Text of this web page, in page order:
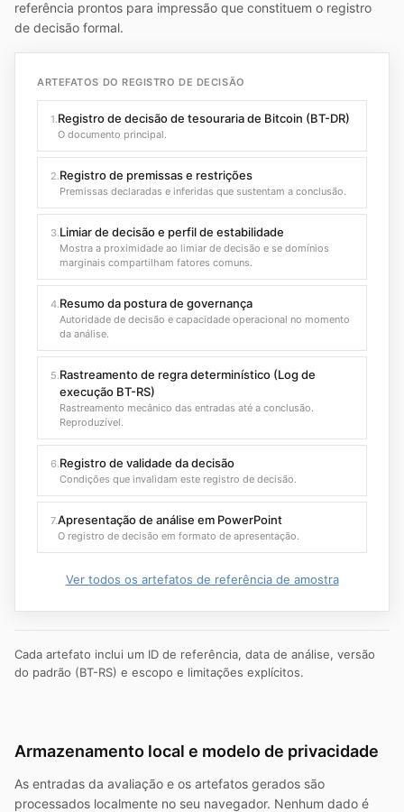
referência prontos para impressão que constituem o registro
de decisão formal.
ARTEFATOS DO REGISTRO DE DECISÃO
1.Registro de decisão de tesouraria de Bitcoin (BT-DR)
O documento principal.
2.Registro de premissas e restrições
Premissas declaradas e inferidas que sustentam a conclusão.
3.Limiar de decisão e perfil de estabilidade
Mostra a proximidade ao limiar de decisão e se domínios
marginais compartilham fatores comuns.
4.Resumo da postura de governança
Autoridade de decisão e capacidade operacional no momento
da análise.
5.Rastreamento de regra determinístico (Log de
execução BT-RS)
Rastreamento mecânico das entradas até a conclusão.
Reproduzível.
6.Registro de validade da decisão
Condições que invalidam este registro de decisão.
7.Apresentação de análise em PowerPoint
O registro de decisão em formato de apresentação.
Ver todos os artefatos de referência de amostra
Cada artefato inclui um ID de referência, data de análise, versão
do padrão (BT-RS) e escopo e limitações explícitos.
Armazenamento local e modelo de privacidade
As entradas da avaliação e os artefatos gerados são
processados localmente no seu navegador. Nenhum dado é